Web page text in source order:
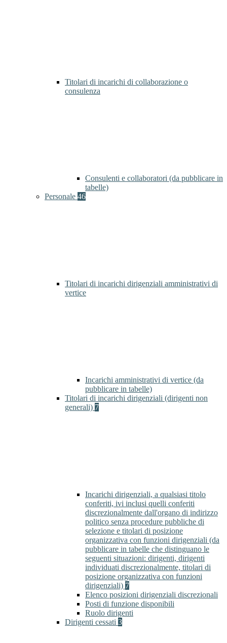
Titolari di incarichi di collaborazione o
consulenza
Consulenti e collaboratori (da pubblicare in
tabelle)
Personale 46
Titolari di incarichi dirigenziali amministrativi di
vertice
Incarichi amministrativi di vertice (da
pubblicare in tabelle)
Titolari di incarichi dirigenziali (dirigenti non
generali) 7
Incarichi dirigenziali, a qualsiasi titolo
conferiti, ivi inclusi quelli conferiti
discrezionalmente dall'organo di indirizzo
politico senza procedure pubbliche di
selezione e titolari di posizione
organizzativa con funzioni dirigenziali (da
pubblicare in tabelle che distinguano le
seguenti situazioni: dirigenti, dirigenti
individuati discrezionalmente, titolari di
posizione organizzativa con funzioni
dirigenziali) 7
Elenco posizioni dirigenziali discrezionali
Posti di funzione disponibili
Ruolo dirigenti
Dirigenti cessati 3